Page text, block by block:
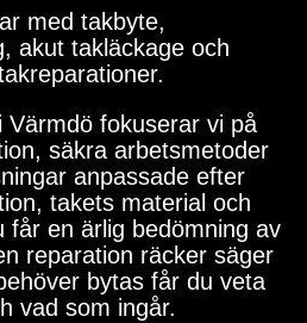
med takbyte,
akut takläckage och
Värmdö fokuserar vi på
säkra arbetsmetoder
anpassade efter
takets material och
får en ärlig bedömning av
reparation räcker säger
bytas får du veta
vad som ingår.